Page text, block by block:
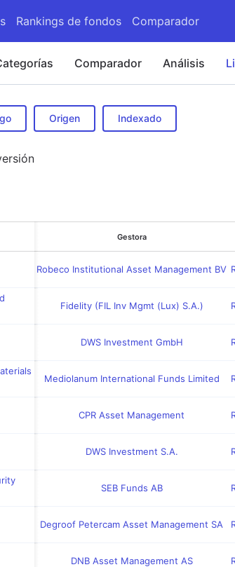
Rankings de fondos Comparador
Comparador Análisis
Origen Indexado
Gestora
Robeco Institutional Asset Management BV
Fidelity (FIL Inv Mgmt (Lux) S.A.)
DWS Investment GmbH
Mediolanum International Funds Limited
CPR Asset Management
DWS Investment S.A.
SEB Funds AB
Degroof Petercam Asset Management SA
DNB Asset Management AS